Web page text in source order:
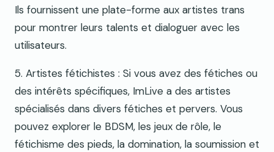
Ils fournissent une plate-forme aux artistes trans
pour montrer leurs talents et dialoguer avec les
utilisateurs.
5. Artistes fétichistes : Si vous avez des fétiches ou
des intérêts spécifiques, ImLive a des artistes
spécialisés dans divers fétiches et pervers. Vous
pouvez explorer le BDSM, les jeux de rôle, le
fétichisme des pieds, la domination, la soumission et